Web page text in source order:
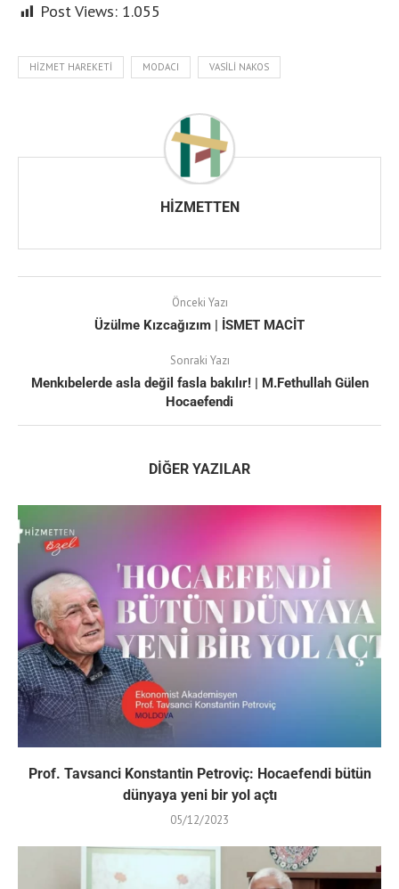
Post Views: 1.055
HIZMET HAREKETI MODACI VASILI NAKOS
HIZMETTEN
Önceki Yazı
Üzülme Kızcağızım | İSMET MACİT
Sonraki Yazı
Menkıbelerde asla değil fasla bakılır! | M.Fethullah Gülen
Hocaefendi
DIĞER YAZILAR
Prof. Tavsanci Konstantin Petroviç: Hocaefendi bütün
dünyaya yeni bir yol açtı
05/12/2023